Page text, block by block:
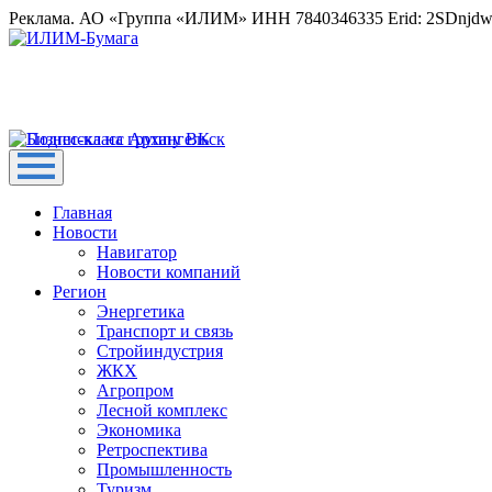
Реклама. АО «Группа «ИЛИМ» ИНН 7840346335 Erid:
Главная
Новости
Навигатор
Новости компаний
Регион
Энергетика
Транспорт и связь
Стройиндустрия
ЖКХ
Агропром
Лесной комплекс
Экономика
Ретроспектива
Промышленность